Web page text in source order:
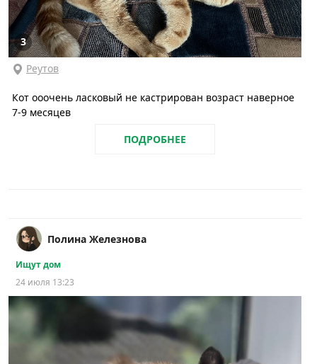
3
Реутов
Кот ооочень ласковый не кастрирован возраст наверное
7-9 месяцев
ПОДРОБНЕЕ
Полина Железнова
Ищут дом
24 июля 13:23